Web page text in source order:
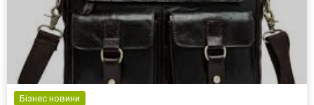
Бізнес новини